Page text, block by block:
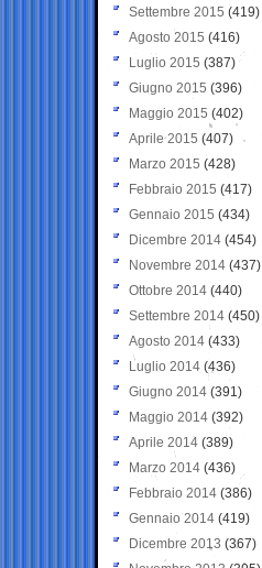
Settembre 2015 (419)
Agosto 2015 (416)
Luglio 2015 (387)
Giugno 2015 (396)
Maggio 2015 (402)
Aprile 2015 (407)
Marzo 2015 (428)
Febbraio 2015 (417)
Gennaio 2015 (434)
Dicembre 2014 (454)
Novembre 2014 (437)
Ottobre 2014 (440)
Settembre 2014 (450)
Agosto 2014 (433)
Luglio 2014 (436)
Giugno 2014 (391)
Maggio 2014 (392)
Aprile 2014 (389)
Marzo 2014 (436)
Febbraio 2014 (386)
Gennaio 2014 (419)
Dicembre 2013 (367)